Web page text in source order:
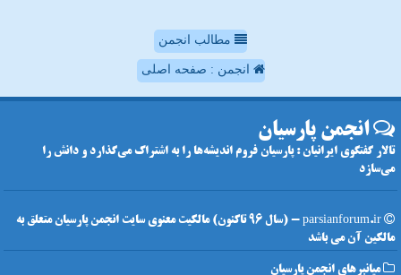
مطالب انجمن
انجمن : صفحه اصلی
انجمن پارسیان
تالار گفتگوی ایرانیان : پارسیان فروم اندیشه‌ها را به اشتراک می‌گذارد و دانش را
می‌سازد
parsianforum.ir - (سال 96 تاکنون) مالکیت معنوی سایت انجمن پارسیان متعلق به
مالکین آن می باشد
میانبرهای انجمن پارسیان